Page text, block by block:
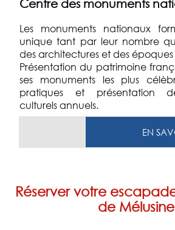
Centre des monuments
Les monuments nationaux
unique tant par leur nombre
des architectures et des époques
Présentation du patrimoine
ses monuments les plus
pratiques et présentation
culturels annuels.
EN
Réserver votre
de Mélusine